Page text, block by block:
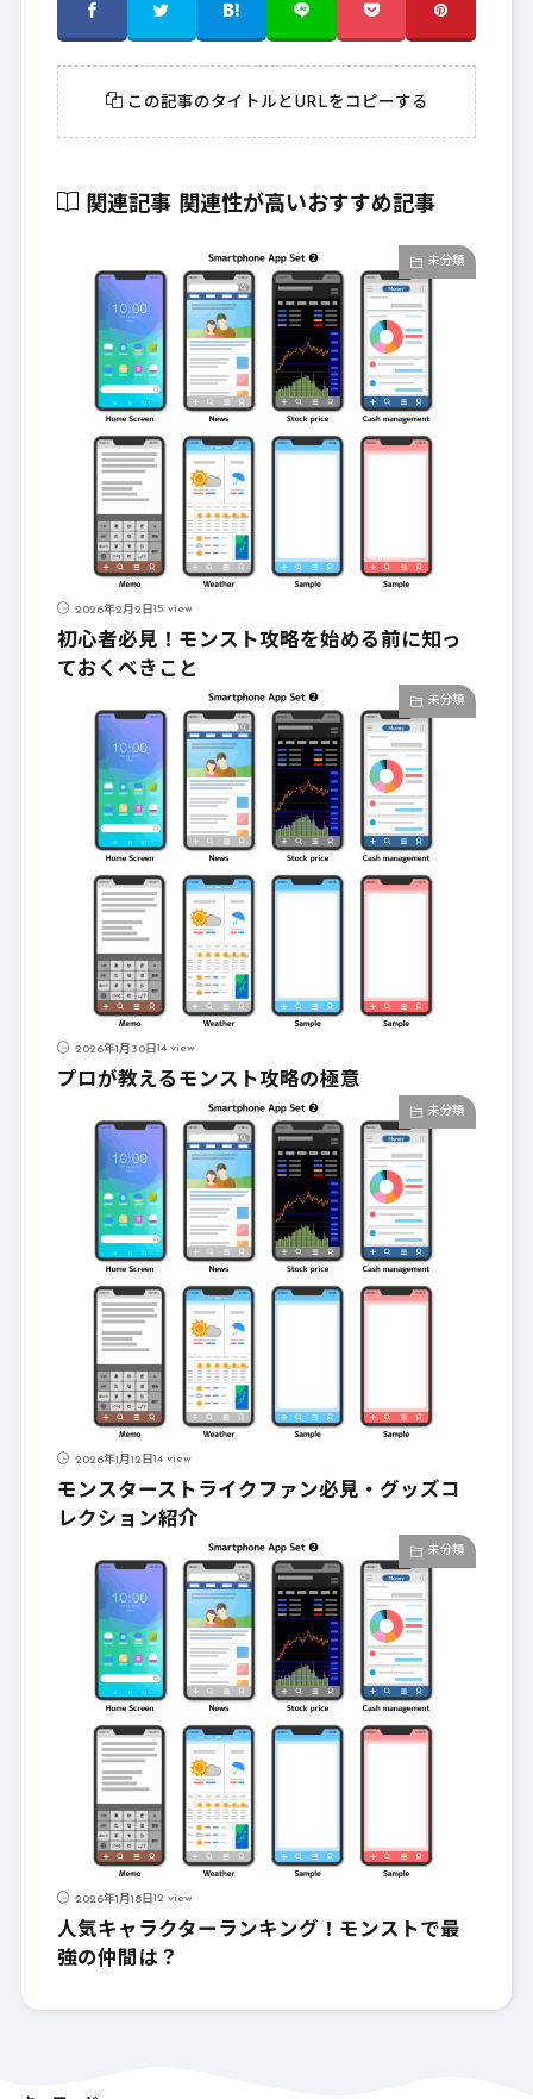
この記事のタイトルとURLをコピーする
関連記事 関連性が高いおすすめ記事
未分類
2026年2月2日15 view
初心者必見！モンスト攻略を始める前に知っ
ておくべきこと
未分類
2026年1月30日14 view
プロが教えるモンスト攻略の極意
未分類
2026年1月12日14 view
モンスターストライクファン必見・グッズコ
レクション紹介
未分類
2026年1月18日12 view
人気キャラクターランキング！モンストで最
強の仲間は？